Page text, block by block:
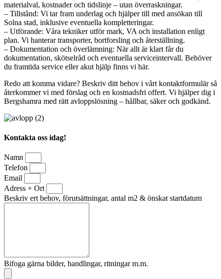
materialval, kostnader och tidslinje – utan överraskningar.
– Tillstånd: Vi tar fram underlag och hjälper till med ansökan till
Solna stad, inklusive eventuella kompletteringar.
– Utförande: Våra tekniker utför mark, VA och installation enligt
plan. Vi hanterar transporter, bortforsling och återställning.
– Dokumentation och överlämning: När allt är klart får du
dokumentation, skötselråd och eventuella serviceintervall. Behöver
du framtida service eller akut hjälp finns vi här.
Redo att komma vidare? Beskriv ditt behov i vårt kontaktformulär så
återkommer vi med förslag och en kostnadsfri offert. Vi hjälper dig i
Bergshamra med rätt avloppslösning – hållbar, säker och godkänd.
Kontakta oss idag!
Namn
Telefon
Email
Adress + Ort
Beskriv ert behov, förutsättningar, antal m2 & önskat startdatum
Bifoga gärna bilder, handlingar, ritningar m.m.